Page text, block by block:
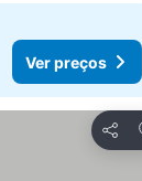
Ver preços